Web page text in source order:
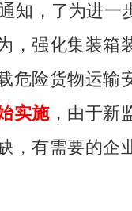
网络
我们
知，了为进一
，强化集装箱
危险货物运输
实施，由于新
，有需要的企